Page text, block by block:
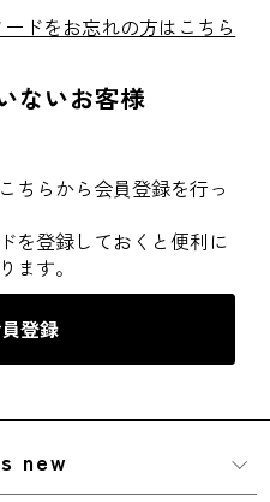
ドをお忘れの方はこちら
ないお客様
ちらから会員登録を行っ
を登録しておくと便利に
ます。
new